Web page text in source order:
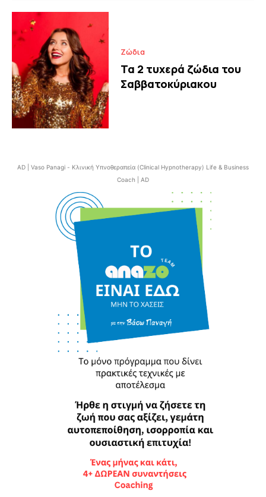
Ζώδια
Τα 2 τυχερά ζώδια του
Σαββατοκύριακου
AD | Vaso Panagi - Κλινική Υπνοθεραπεία (Clinical Hypnotherapy) Life & Business
Coach | AD